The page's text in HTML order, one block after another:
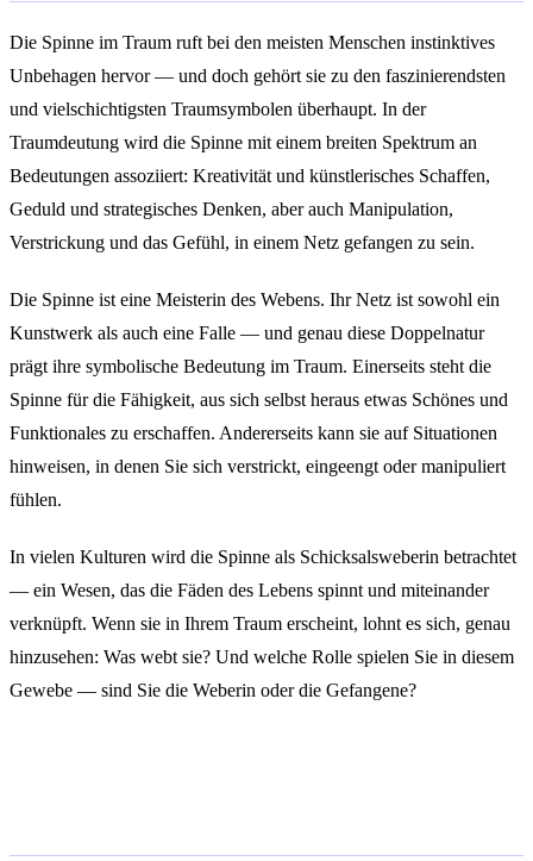
Die Spinne im Traum ruft bei den meisten Menschen instinktives
Unbehagen hervor — und doch gehört sie zu den faszinierendsten
und vielschichtigsten Traumsymbolen überhaupt. In der
Traumdeutung wird die Spinne mit einem breiten Spektrum an
Bedeutungen assoziiert: Kreativität und künstlerisches Schaffen,
Geduld und strategisches Denken, aber auch Manipulation,
Verstrickung und das Gefühl, in einem Netz gefangen zu sein.
Die Spinne ist eine Meisterin des Webens. Ihr Netz ist sowohl ein
Kunstwerk als auch eine Falle — und genau diese Doppelnatur
prägt ihre symbolische Bedeutung im Traum. Einerseits steht die
Spinne für die Fähigkeit, aus sich selbst heraus etwas Schönes und
Funktionales zu erschaffen. Andererseits kann sie auf Situationen
hinweisen, in denen Sie sich verstrickt, eingeengt oder manipuliert
fühlen.
In vielen Kulturen wird die Spinne als Schicksalsweberin betrachtet
— ein Wesen, das die Fäden des Lebens spinnt und miteinander
verknüpft. Wenn sie in Ihrem Traum erscheint, lohnt es sich, genau
hinzusehen: Was webt sie? Und welche Rolle spielen Sie in diesem
Gewebe — sind Sie die Weberin oder die Gefangene?